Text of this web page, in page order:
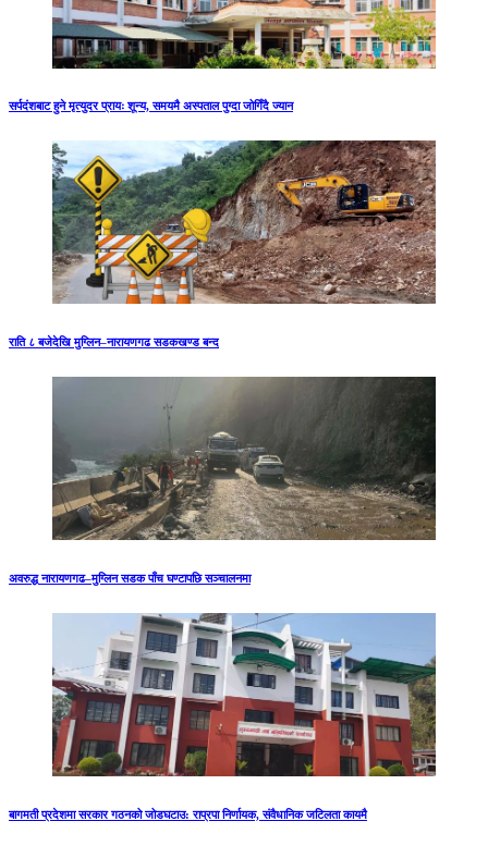
सर्पदंशबाट हुने मृत्युदर प्रायः शून्य, समयमै अस्पताल पुग्दा जोगिँदै ज्यान
राति ८ बजेदेखि मुग्लिन–नारायणगढ सडकखण्ड बन्द
अवरुद्ध नारायणगढ–मुग्लिन सडक पाँच घण्टापछि सञ्चालनमा
बागमती प्रदेशमा सरकार गठनको जोडघटाउ: राप्रपा निर्णायक, संवैधानिक जटिलता कायमै